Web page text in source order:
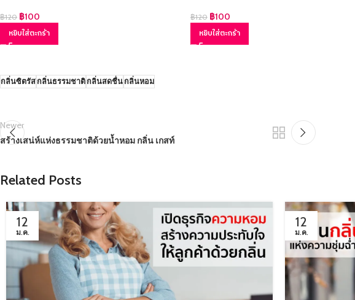
฿120 ฿100
หยิบใส่ตะกร้า
฿120 ฿100
หยิบใส่ตะกร้า
กลิ่นซิตรัสกลิ่นธรรมชาติกลิ่นสดชื่นกลิ่นหอม
Newer
สร้างเสน่ห์แห่งธรรมชาติด้วยน้ำหอม กลิ่น เกสท์
Related Posts
12
ม.ค.
12
ม.ค.